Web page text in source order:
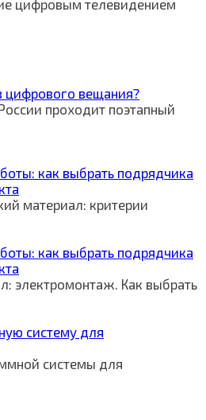
цифровым телевидением
цифрового вещания?
проходит поэтапный
как выбрать подрядчика
материал: критерии
как выбрать подрядчика
электромонтаж. Как выбрать
систему для
системы для